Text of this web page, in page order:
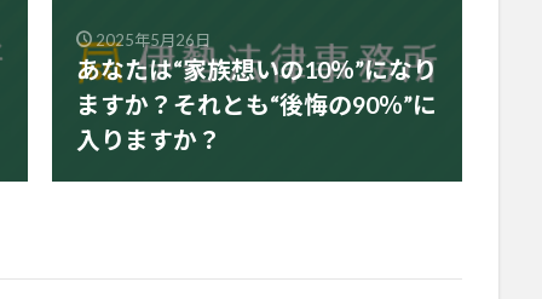
2025年5月26日
あなたは“家族想いの10％”になり
ますか？それとも“後悔の90％”に
入りますか？